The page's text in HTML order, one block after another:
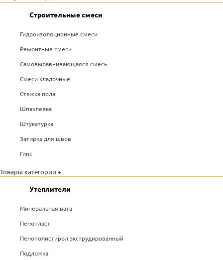
Строительные смеси
Гидроизоляционные смеси
Ремонтные смеси
Самовыравнивающаяся смесь
Смеси кладочные
Стяжка пола
Шпаклевка
Штукатурка
Затирка для швов
Гипс
Товары категории +
Утеплители
Минеральная вата
Пенопласт
Пенополистирол экструдированный
Подложка